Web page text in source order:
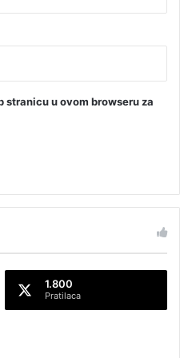
stranicu u ovom browseru za
1.800
Pratilaca